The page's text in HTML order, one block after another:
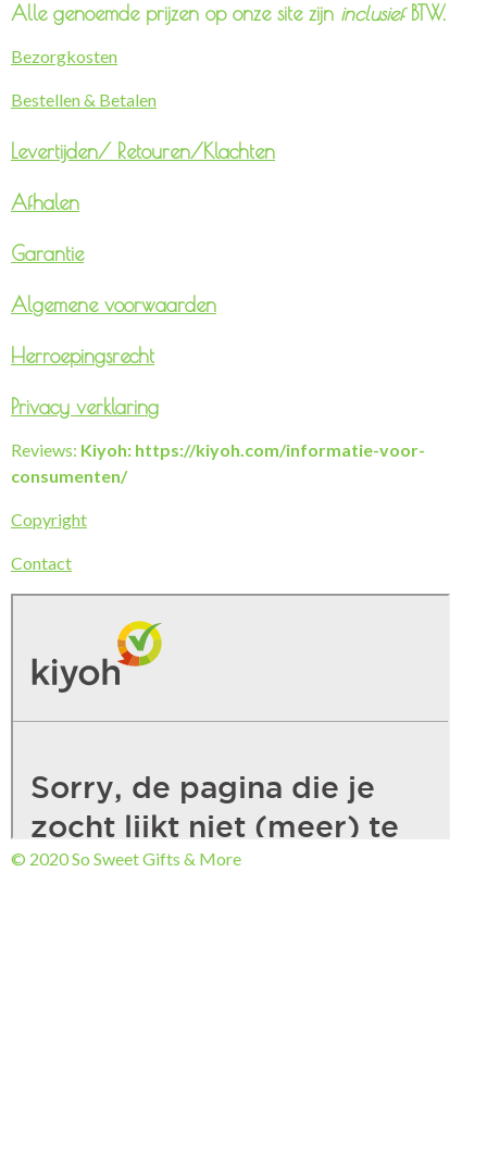
Alle genoemde prijzen op onze site zijn inclusiefBTW.
Bezorgkosten
Bestellen & Betalen
Levertijden/ Retouren/Klachten
Afhalen
Garantie
Algemene voorwaarden
Herroepingsrecht
Privacy verklaring
Reviews: Kiyoh: https://kiyoh.com/informatie-voor-
consumenten/
Copyright
Contact
© 2020 So Sweet Gifts & More